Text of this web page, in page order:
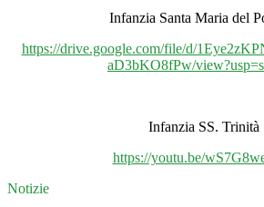
Infanzia Santa Maria del
https://drive.google.com/file/d/
aD3bKO8fPw/
Infanzia SS. Trinità
https://youtu.be/
Notizie